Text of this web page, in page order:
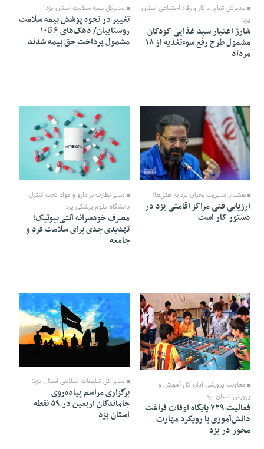
مدیرکل تعاون، کار و رفاه اجتماعی استان
یزد:
شارژ اعتبار سبد غذایی کودکان
مشمول طرح رفع سوءتغذیه از ۱۸
مرداد
مدیرکل بیمه سلامت استان یزد:
تغییر در نحوه پوشش بیمه سلامت
روستاییان/ دهک‌های ۶ تا۱۰
مشمول پرداخت حق بیمه شدند
12 Mordad 1405 - 18:30
هشدار مدیریت بحران یزد به هتل‌ها؛
ارزیابی فنی مراکز اقامتی یزد در
دستور کار است
مدیر نظارت بر دارو و مواد تحت کنترل
دانشگاه علوم پزشکی یزد:
مصرف خودسرانه آنتی‌بیوتیک؛
تهدیدی جدی برای سلامت فرد و
جامعه
12 Mordad 1405 - 18:24
معاونت پرورشی اداره کل آموزش و
پرورش استان یزد:
فعالیت ۷۲۹ پایگاه اوقات فراغت
دانش‌آموزی با رویکرد مهارت
محور در یزد
مدیر کل تبلیغات اسلامی استان یزد:
برگزاری مراسم پیاده‌روی
جاماندگان اربعین در ۵۹ نقطه
استان یزد